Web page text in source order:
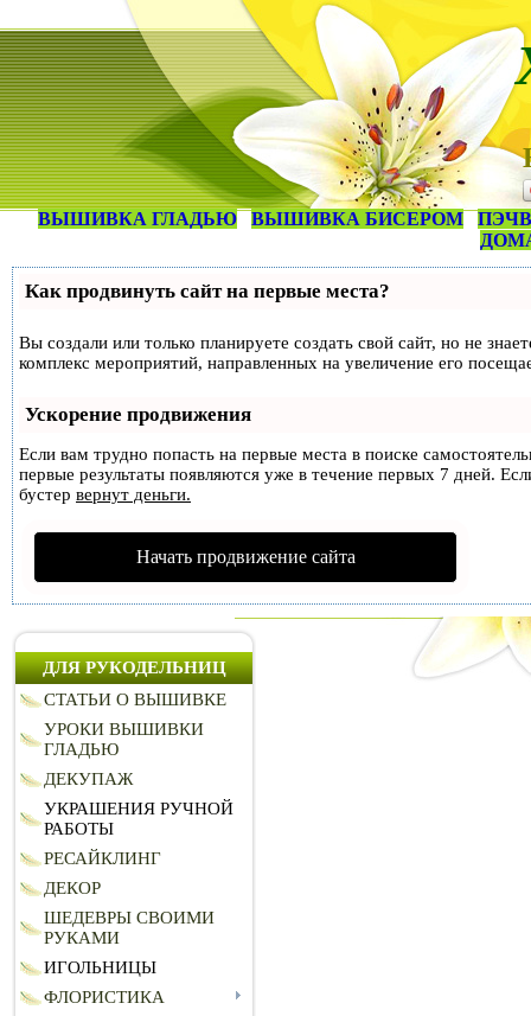
ВЫШИВКА ГЛАДЬЮ ВЫШИВКА БИСЕРОМ
Как продвинуть сайт на первые места?
Вы создали или только планируете создать свой сайт, но не
комплекс мероприятий, направленных на увеличение его
Ускорение продвижения
Если вам трудно попасть на первые места в поиске
первые результаты появляются уже в течение первых 7 дней.
бустер вернут деньги.
Начать продвижение сайта
ДЛЯ РУКОДЕЛЬНИЦ
СТАТЬИ О ВЫШИВКЕ
УРОКИ ВЫШИВКИ
ГЛАДЬЮ
ДЕКУПАЖ
УКРАШЕНИЯ РУЧНОЙ
РАБОТЫ
РЕСАЙКЛИНГ
ДЕКОР
ШЕДЕВРЫ СВОИМИ
РУКАМИ
ИГОЛЬНИЦЫ
ФЛОРИСТИКА